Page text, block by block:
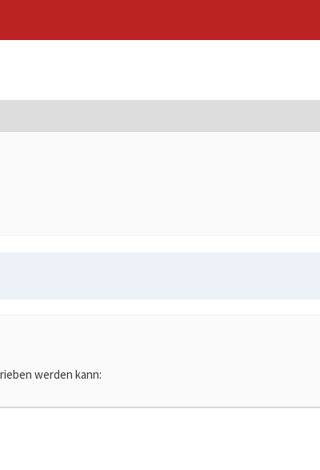
werden kann: